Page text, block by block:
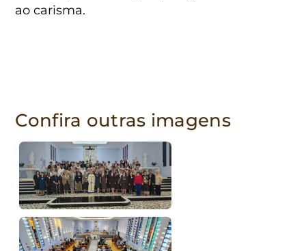
ao carisma.
Confira outras imagens